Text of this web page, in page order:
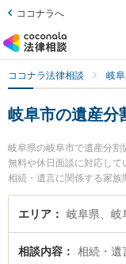
ココナラへ
ココナラ法律相談 岐
岐阜市の遺産分
岐阜県の岐阜市で遺産分
無料や休日面談に対応して
相続・遺言に関係する家
かな分野での絞り込み検
オフィスの藤嶋 護弁護士
遺産分割協議のトラブル
エリア 岐阜県、岐
相談内容 相続・遺